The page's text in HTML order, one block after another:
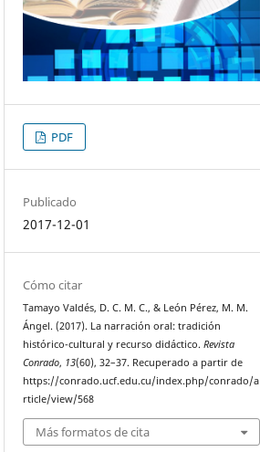
PDF
Publicado
2017-12-01
Cómo citar
Tamayo Valdés, D. C. M. C., & León Pérez, M. M.
Ángel. (2017). La narración oral: tradición
histórico-cultural y recurso didáctico.Revista
Conrado, 13(60), 32–37. Recuperado a partir de
https://conrado.ucf.edu.cu/index.php/conrado/a
rticle/view/568
Más formatos de cita